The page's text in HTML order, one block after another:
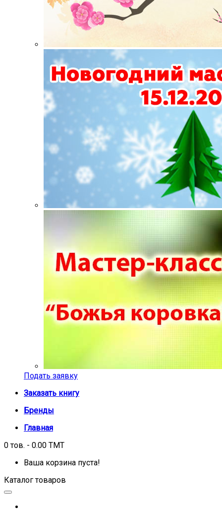
Подать заявку
Заказать книгу
Бренды
Главная
0 тов. - 0.00 TMT
Ваша корзина пуста!
Каталог товаров